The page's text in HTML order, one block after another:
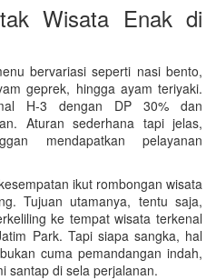
Wisata Enak di
bervariasi seperti nasi bento,
geprek, hingga ayam teriyaki.
H-3 dengan DP 30% dan
Aturan sederhana tapi jelas,
mendapatkan pelayanan
ikut rombongan wisata
Tujuan utamanya, tentu saja,
ke tempat wisata terkenal
Park. Tapi siapa sangka, hal
cuma pemandangan indah,
santap di sela perjalanan.